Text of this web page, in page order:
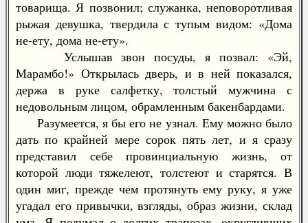
товарища. Я позвонил; служанка, неповоротливая
рыжая девушка, твердила с тупым видом: «Дома
не-ету, дома не-ету».
Услышав звон посуды, я позвал: «Эй,
Марамбо!» Открылась дверь, и в ней показался,
держа в руке салфетку, толстый мужчина с
недовольным лицом, обрамленным бакенбардами.
Разумеется, я бы его не узнал. Ему можно было
дать по крайней мере сорок пять лет, и я сразу
представил себе провинциальную жизнь, от
которой люди тяжелеют, толстеют и старятся. В
один миг, прежде чем протянуть ему руку, я уже
угадал его привычки, взгляды, образ жизни, склад